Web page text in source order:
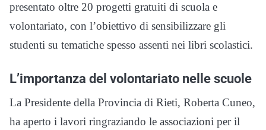
presentato oltre 20 progetti gratuiti di scuola e
volontariato, con l’obiettivo di sensibilizzare gli
studenti su tematiche spesso assenti nei libri scolastici.
L’importanza del volontariato nelle scuole
La Presidente della Provincia di Rieti, Roberta Cuneo,
ha aperto i lavori ringraziando le associazioni per il